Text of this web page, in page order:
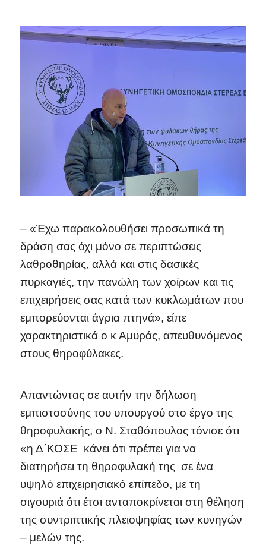
– «Έχω παρακολουθήσει προσωπικά τη
δράση σας όχι μόνο σε περιπτώσεις
λαθροθηρίας, αλλά και στις δασικές
πυρκαγιές, την πανώλη των χοίρων και τις
επιχειρήσεις σας κατά των κυκλωμάτων που
εμπορεύονται άγρια πτηνά», είπε
χαρακτηριστικά ο κ Αμυράς, απευθυνόμενος
στους θηροφύλακες.
Απαντώντας σε αυτήν την δήλωση
εμπιστοσύνης του υπουργού στο έργο της
θηροφυλακής, ο Ν. Σταθόπουλος τόνισε ότι
«η Δ΄ΚΟΣΕ κάνει ότι πρέπει για να
διατηρήσει τη θηροφυλακή της σε ένα
υψηλό επιχειρησιακό επίπεδο, με τη
σιγουριά ότι έτσι ανταποκρίνεται στη θέληση
της συντριπτικής πλειοψηφίας των κυνηγών
– μελών της.